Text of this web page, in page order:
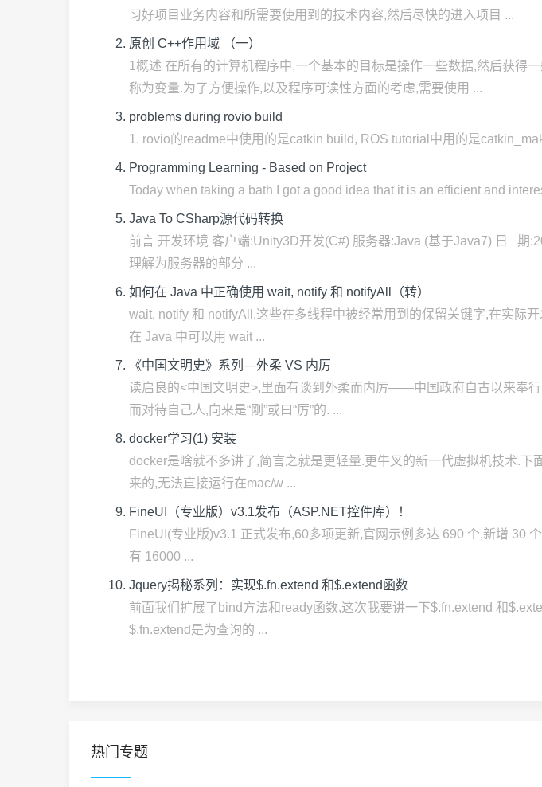
习好项目业务内容和所需要使用到的技术内容,然后尽快的进入项目 ...
原创 C++作用域 （一）
1概述 在所有的计算机程序中,一个基本的目标是操作一些数据,然后获得
称为变量.为了方便操作,以及程序可读性方面的考虑,需要使用 ...
problems during rovio build
1. rovio的readme中使用的是catkin build, ROS tutorial中用的是
Programming Learning - Based on Project
Today when taking a bath I got a good idea that it is an efficient and
Java To CSharp源代码转换
前言 开发环境 客户端:Unity3D开发(C#) 服务器:Java (基于Java7) 日 期
理解为服务器的部分 ...
如何在 Java 中正确使用 wait, notify 和 notifyAll（转）
wait, notify 和 notifyAll,这些在多线程中被经常用到的保留关键字,在实际
在 Java 中可以用 wait ...
《中国文明史》系列—外柔 VS 内厉
读启良的<中国文明史>,里面有谈到外柔而内厉——中国政府自古以来奉
而对待自己人,向来是“刚”或曰“厉”的. ...
docker学习(1) 安装
docker是啥就不多讲了,简言之就是更轻量.更牛叉的新一代虚拟机技术.
来的,无法直接运行在mac/w ...
FineUI（专业版）v3.1发布（ASP.NET控件库）！
FineUI(专业版)v3.1 正式发布,60多项更新,官网示例多达 690 个,新增 30
有 16000 ...
Jquery揭秘系列：实现$.fn.extend 和$.extend函数
前面我们扩展了bind方法和ready函数,这次我要讲一下$.fn.extend 和
$.fn.extend是为查询的 ...
热门专题